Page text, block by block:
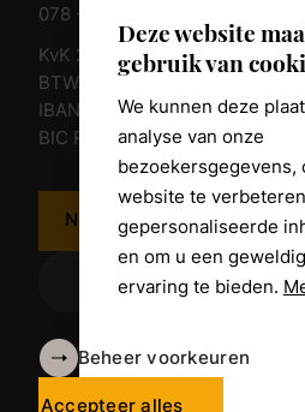
Deze website
gebruik van
We kunnen deze
analyse van onze
bezoekersgegevens,
website te
gepersonaliseerde
en om u een
ervaring te bieden.
Beheer voorkeuren
Accepteer alles
078 - 674 84 85
KvK 23011135
BTW nr. NL 805098938.B.01
IBAN NL10 RABO 0361 8039 58
BIC RABONL2U
Neem contact op
Algemene voorwaarden